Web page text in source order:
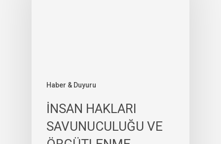
Haber & Duyuru
İNSAN HAKLARI
SAVUNUCULUĞU VE